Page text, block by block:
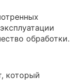
обработки.
который